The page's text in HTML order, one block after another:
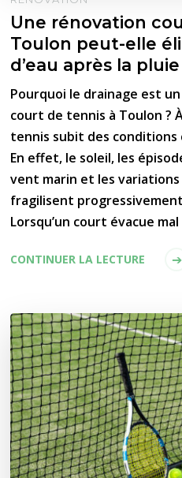
Une rénovation
Toulon peut-elle
d’eau après la pluie
Pourquoi le drainage est
court de tennis à Toulon ?
tennis subit des
En effet, le soleil, les
vent marin et les
fragilisent
Lorsqu’un court évacue
CONTINUER LA LECTURE